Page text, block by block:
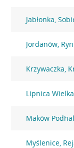
Jabłonka,
Jordanów,
Krzywaczka,
Lipnica
Maków
Myślenice,